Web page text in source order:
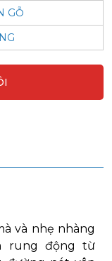
GỖ
và nhẹ nhàng
rung động từ